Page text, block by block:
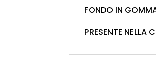
FONDO IN
PRESENTE